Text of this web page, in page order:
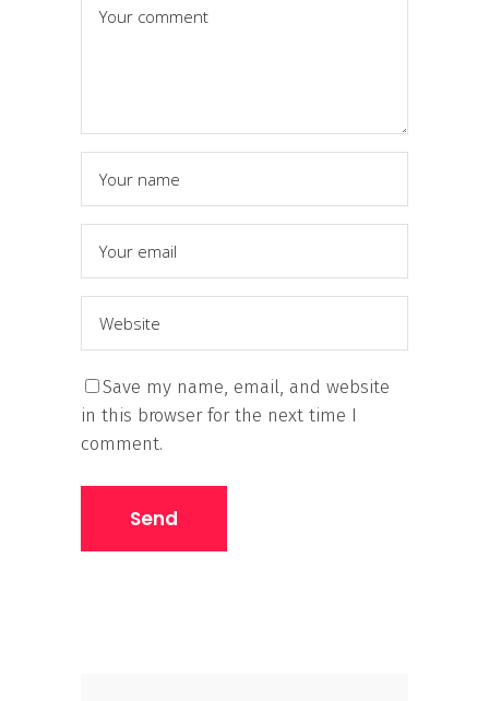
Save my name, email, and website
in this browser for the next time I
comment.